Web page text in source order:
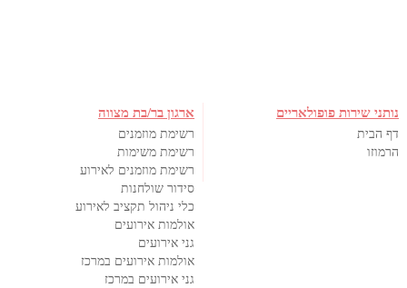
נותני שירות פופולאריים
דף הבית
הרמוזו
ארגון בר/בת מצווה
רשימת מוזמנים
רשימת משימות
רשימת מוזמנים לאירוע
סידור שולחנות
כלי ניהול תקציב לאירוע
אולמות אירועים
גני אירועים
אולמות אירועים במרכז
גני אירועים במרכז